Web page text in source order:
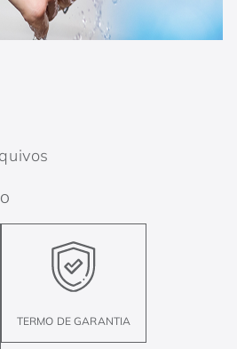
TERMO DE GARANTIA